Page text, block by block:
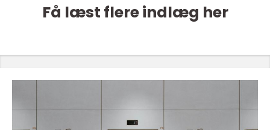
Få læst flere indlæg her